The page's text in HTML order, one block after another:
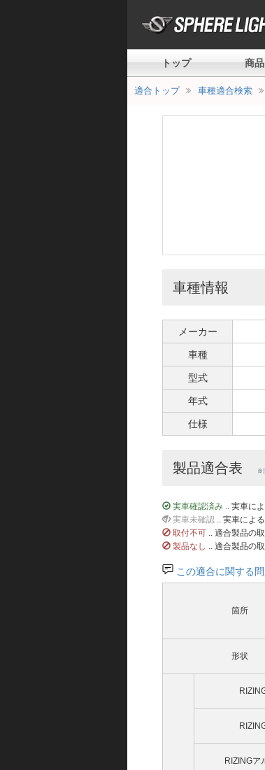
トップ 商
適合トップ 車種適合検索
車種情報
メーカー
車種
型式
年式
仕様
製品適合表 ※
実車確認済み .. 実車に
実車未確認 .. 実車によ
取付不可 .. 適合製品の
製品なし .. 適合製品の
この適合に関する
箇所
形状
RIZINGア